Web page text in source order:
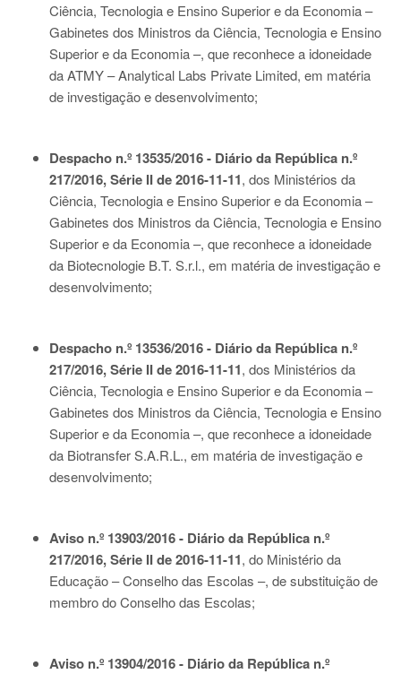
Ciência, Tecnologia e Ensino Superior e da Economia –
Gabinetes dos Ministros da Ciência, Tecnologia e Ensino
Superior e da Economia –, que reconhece a idoneidade
da ATMY – Analytical Labs Private Limited, em matéria
de investigação e desenvolvimento;
Despacho n.º 13535/2016 - Diário da República n.º
217/2016, Série II de 2016-11-11, dos Ministérios da
Ciência, Tecnologia e Ensino Superior e da Economia –
Gabinetes dos Ministros da Ciência, Tecnologia e Ensino
Superior e da Economia –, que reconhece a idoneidade
da Biotecnologie B.T. S.r.l., em matéria de investigação e
desenvolvimento;
Despacho n.º 13536/2016 - Diário da República n.º
217/2016, Série II de 2016-11-11, dos Ministérios da
Ciência, Tecnologia e Ensino Superior e da Economia –
Gabinetes dos Ministros da Ciência, Tecnologia e Ensino
Superior e da Economia –, que reconhece a idoneidade
da Biotransfer S.A.R.L., em matéria de investigação e
desenvolvimento;
Aviso n.º 13903/2016 - Diário da República n.º
217/2016, Série II de 2016-11-11, do Ministério da
Educação – Conselho das Escolas –, de substituição de
membro do Conselho das Escolas;
Aviso n.º 13904/2016 - Diário da República n.º